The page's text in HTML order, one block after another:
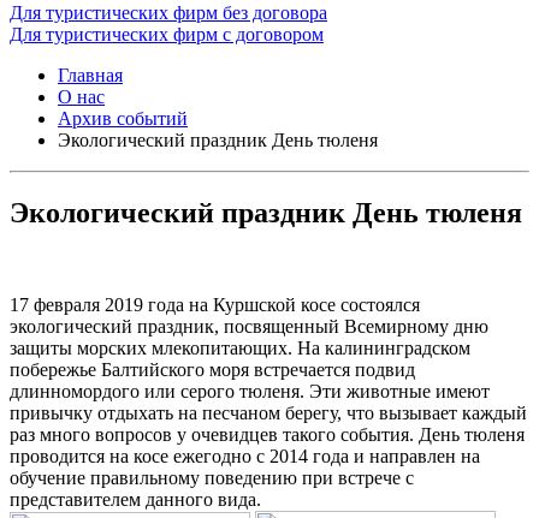
Для туристических фирм без договора
Для туристических фирм с договором
Главная
О нас
Архив событий
Экологический праздник День тюленя
Экологический праздник День тюленя
17 февраля 2019 года на Куршской косе состоялся
экологический праздник, посвященный Всемирному дню
защиты морских млекопитающих. На калининградском
побережье Балтийского моря встречается подвид
длинномордого или серого тюленя. Эти животные имеют
привычку отдыхать на песчаном берегу, что вызывает каждый
раз много вопросов у очевидцев такого события. День тюленя
проводится на косе ежегодно с 2014 года и направлен на
обучение правильному поведению при встрече с
представителем данного вида.